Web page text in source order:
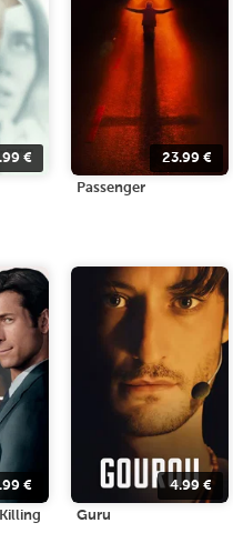
€ 23.99 €
Passenger
€ 4.99 €
Guru